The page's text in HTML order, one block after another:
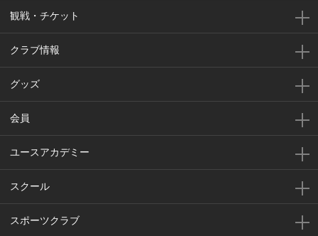
観戦・チケット
クラブ情報
グッズ
会員
ユースアカデミー
スクール
スポーツクラブ